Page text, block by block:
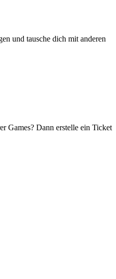
und tausche dich mit anderen
Games? Dann erstelle ein Ticket